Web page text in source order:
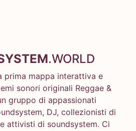
.WORLD
prima mappa interattiva e
sonori originali Reggae &
gruppo di appassionati
DJ, collezionisti di
attivisti di soundsystem. Ci